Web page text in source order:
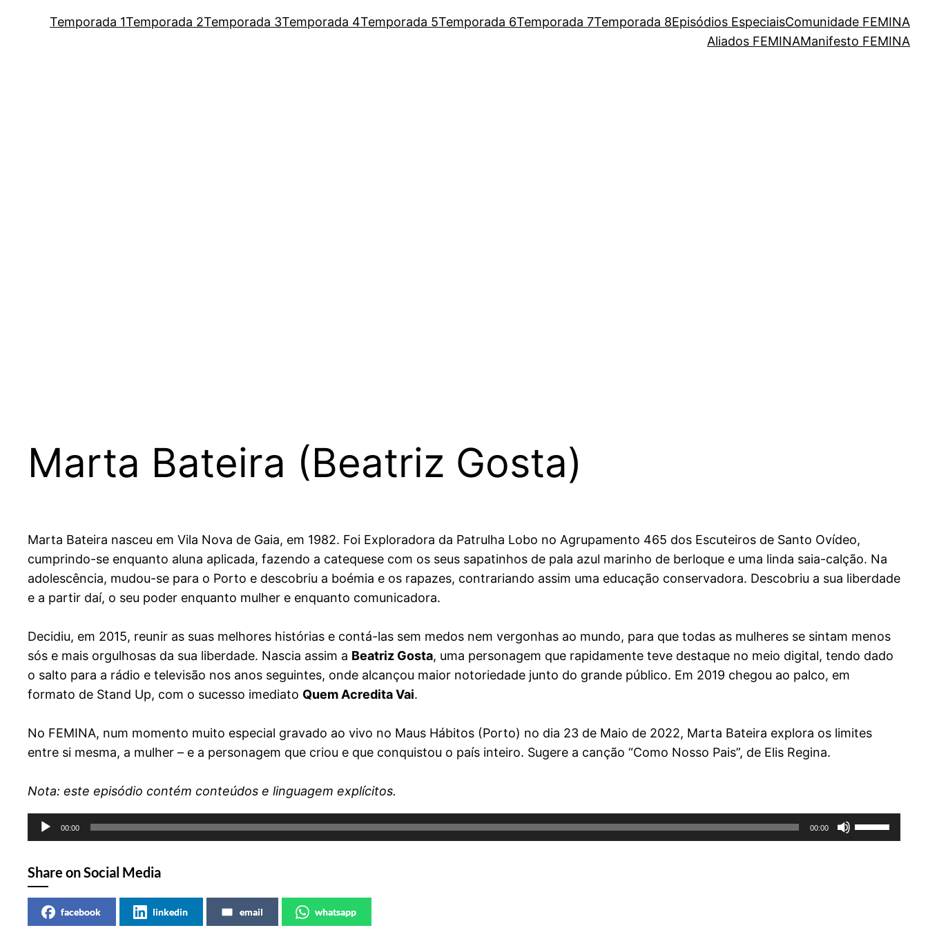
Temporada 1Temporada 2Temporada 3Temporada 4Temporada 5Temporada 6Temporada 7Temporada 8Episódios EspeciaisComunidade FEMINA
Aliados FEMINAManifesto FEMINA
Marta Bateira (Beatriz Gosta)
Marta Bateira nasceu em Vila Nova de Gaia, em 1982. Foi Exploradora da Patrulha Lobo no Agrupamento 465 dos Escuteiros de Santo Ovídeo,
cumprindo-se enquanto aluna aplicada, fazendo a catequese com os seus sapatinhos de pala azul marinho de berloque e uma linda saia-calção. Na
adolescência, mudou-se para o Porto e descobriu a boémia e os rapazes, contrariando assim uma educação conservadora. Descobriu a sua liberdade
e a partir daí, o seu poder enquanto mulher e enquanto comunicadora.
Decidiu, em 2015, reunir as suas melhores histórias e contá-las sem medos nem vergonhas ao mundo, para que todas as mulheres se sintam menos
sós e mais orgulhosas da sua liberdade. Nascia assim a Beatriz Gosta, uma personagem que rapidamente teve destaque no meio digital, tendo dado
o salto para a rádio e televisão nos anos seguintes, onde alcançou maior notoriedade junto do grande público. Em 2019 chegou ao palco, em
formato de Stand Up, com o sucesso imediato Quem Acredita Vai.
No FEMINA, num momento muito especial gravado ao vivo no Maus Hábitos (Porto) no dia 23 de Maio de 2022, Marta Bateira explora os limites
entre si mesma, a mulher – e a personagem que criou e que conquistou o país inteiro. Sugere a canção “Como Nosso Pais”, de Elis Regina.
Nota: este episódio contém conteúdos e linguagem explícitos.
Reprodutor
de
00:00 00:00
Use
as
Share on Social Media
facebook linkedin email whatsapp